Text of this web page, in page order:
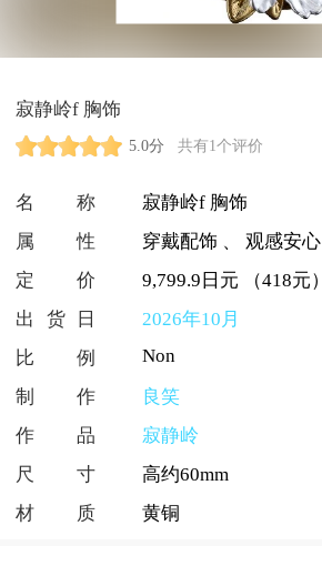
寂静岭f 胸饰
5.0分 共有1个评价
名称
寂静岭f 胸饰
属性
穿戴配饰 、 观感安心
定价
9,799.9日元 （418元）
出货日
2026年10月
比例
Non
制作
良笑
作品
寂静岭
尺寸
高约60mm
材质
黄铜